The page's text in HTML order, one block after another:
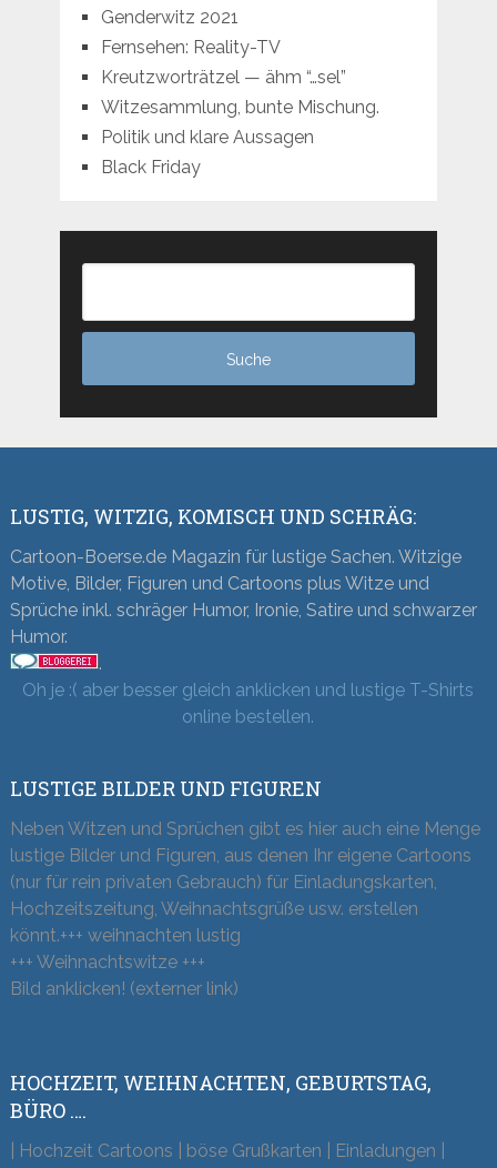
Genderwitz 2021
Fernsehen: Reality-TV
Kreutzworträtzel — ähm “…sel”
Witzesammlung, bunte Mischung.
Politik und klare Aussagen
Black Friday
LUSTIG, WITZIG, KOMISCH UND SCHRÄG:
Cartoon-Boerse.de Magazin für lustige Sachen. Witzige
Motive, Bilder, Figuren und Cartoons plus Witze und
Sprüche inkl. schräger Humor, Ironie, Satire und schwarzer
Humor.
.
Oh je :( aber besser gleich anklicken und lustige T-Shirts
online bestellen.
LUSTIGE BILDER UND FIGUREN
Neben Witzen und Sprüchen gibt es hier auch eine Menge
lustige Bilder und Figuren, aus denen Ihr eigene Cartoons
(nur für rein privaten Gebrauch) für Einladungskarten,
Hochzeitszeitung, Weihnachtsgrüße usw. erstellen
könnt.+++ weihnachten lustig
+++ Weihnachtswitze +++
Bild anklicken! (externer link)
HOCHZEIT, WEIHNACHTEN, GEBURTSTAG,
BÜRO ….
| Hochzeit Cartoons | böse Grußkarten | Einladungen |